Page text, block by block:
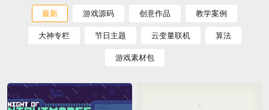
最新 游戏源码 创意作品 教学案例
大神专栏 节日主题 云变量联机 算法
游戏素材包